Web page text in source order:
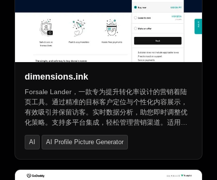
dimensions.ink
Forsale Lander，一款专为提升转化率设计的营销着陆
页工具。通过精准的目标客户定位与个性化内容展示，
有效吸引并保留访客。实时数据分析，助您即时调整优
化策略。支持多平台集成，轻松管理营销渠道。适用于
提供域名买卖、租赁及安全交易支付服务，交易支持全
AI
AI Profile Picture Generator